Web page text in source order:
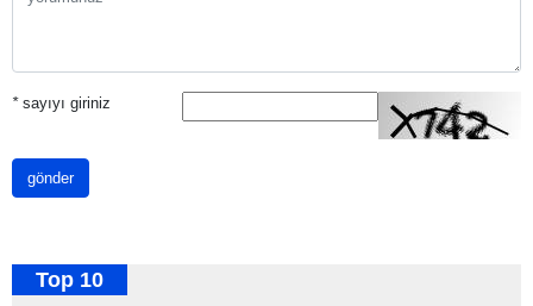
*sayıyı giriniz
gönder
Top 10